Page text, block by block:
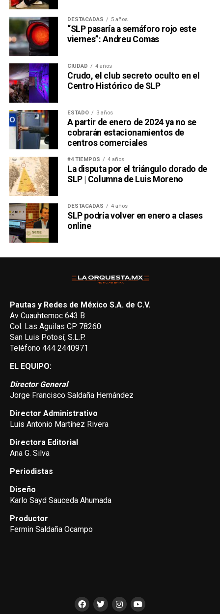
DESTACADAS 5 años
“SLP pasaría a semáforo rojo este
viernes”: Andreu Comas
CIUDAD 4 años
Crudo, el club secreto oculto en el
Centro Histórico de SLP
ESTADO 3 años
A partir de enero de 2024 ya no se
cobrarán estacionamientos de
centros comerciales
#4 TIEMPOS 4 años
La disputa por el triángulo dorado de
SLP | Columna de Luis Moreno
DESTACADAS 4 años
SLP podría volver en enero a clases
online
Pautas y Redes de México S.A. de C.V.
Av Cuauhtemoc 643 B
Col. Las Aguilas CP 78260
San Luis Potosí, S.L.P.
Teléfono 444 2440971
EL EQUIPO:
Director General
Jorge Francisco Saldaña Hernández
Director Administrativo
Luis Antonio Martínez Rivera
Directora Editorial
Ana G. Silva
Periodistas
Diseño
Karlo Sayd Sauceda Ahumada
Productor
Fermin Saldaña Ocampo